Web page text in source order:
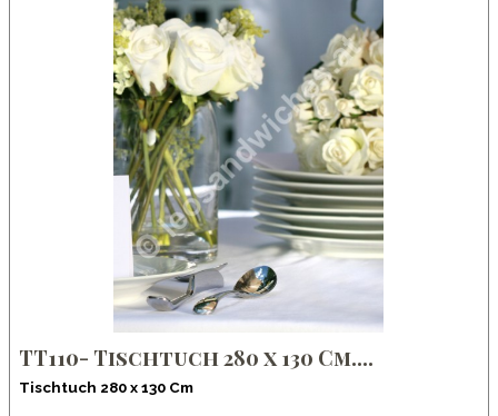
TT110- Tischtuch 280 x 130 Cm....
Tischtuch 280 x 130 Cm